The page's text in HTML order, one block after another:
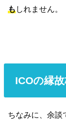
も しれません。
ICOの縁
ちなみに、余談